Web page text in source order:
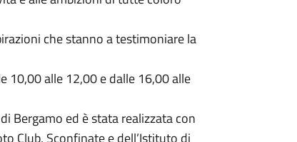
che stanno a testimoniare la
10,00 alle 12,00 e dalle 16,00 alle
Bergamo ed è stata realizzata con
Club, Sconfinate e dell’Istituto di